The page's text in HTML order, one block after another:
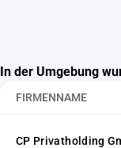
In der Umgebung
FIRMENNAME
CP Privatholding